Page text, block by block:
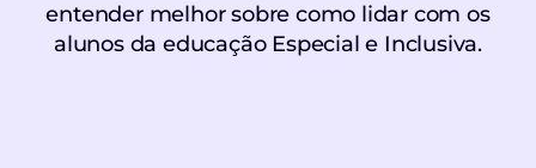
entender melhor sobre como lidar com os
alunos da educação Especial e Inclusiva.